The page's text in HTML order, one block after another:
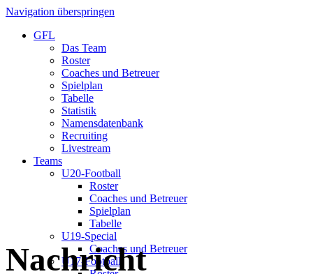
Navigation überspringen
GFL
Das Team
Roster
Coaches und Betreuer
Spielplan
Tabelle
Statistik
Namensdatenbank
Recruiting
Livestream
Teams
U20-Football
Roster
Coaches und Betreuer
Spielplan
Tabelle
U19-Special
Coaches und Betreuer
U17-Football
Nachricht